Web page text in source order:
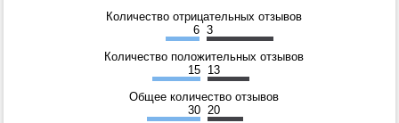
Количество отрицательных отзывов
6 3
Количество положительных отзывов
15 13
Общее количество отзывов
30 20